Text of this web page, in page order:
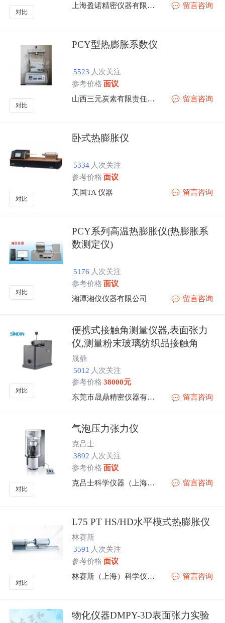
对比
上海盈诺精密仪器有限公司. 留言咨询
对比
PCY型热膨胀系数仪
5523 人次关注
参考价格 面议
山西三元炭素有限责任公司
留言咨询
对比
卧式热膨胀仪
5334 人次关注
参考价格 面议
美国TA 仪器
留言咨询
对比
PCY系列高温热膨胀仪(热膨胀系
数测定仪)
5176 人次关注
参考价格 面议
湘潭湘仪仪器有限公司
留言咨询
对比
便携式接触角测量仪器,表面张力
仪,测量粉末玻璃纺织品接触角
晟鼎
5012 人次关注
参考价格 38000元
东莞市晟鼎精密仪器有限公司
留言咨询
对比
气泡压力张力仪
克吕士
3892 人次关注
参考价格 面议
克吕士科学仪器（上海）有限公司
留言咨询
对比
L75 PT HS/HD水平模式热膨胀仪
林赛斯
3591 人次关注
参考价格 面议
林赛斯（上海）科学仪器有限公司
留言咨询
物化仪器DMPY-3D表面张力实验